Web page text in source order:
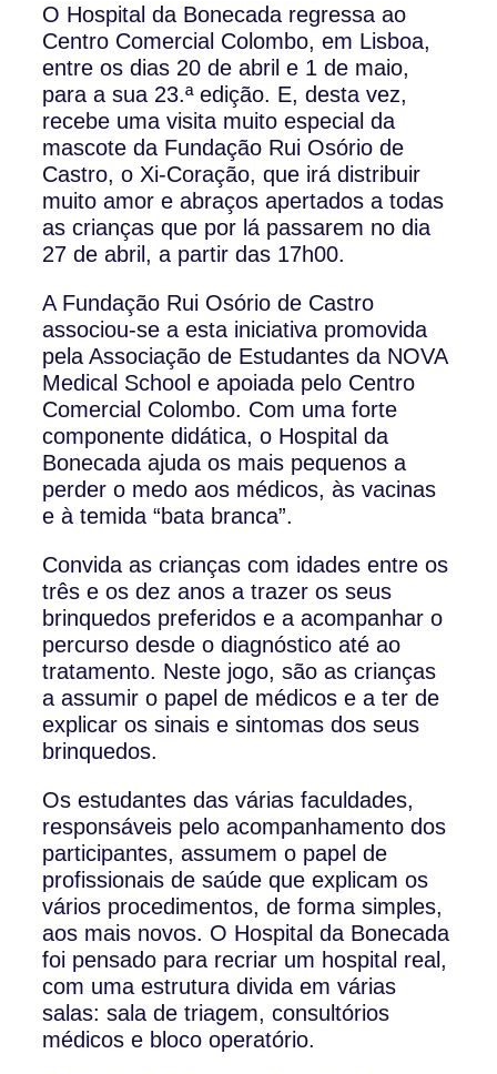
O Hospital da Bonecada regressa ao
Centro Comercial Colombo, em Lisboa,
entre os dias 20 de abril e 1 de maio,
para a sua 23.ª edição. E, desta vez,
recebe uma visita muito especial da
mascote da Fundação Rui Osório de
Castro, o Xi-Coração, que irá distribuir
muito amor e abraços apertados a todas
as crianças que por lá passarem no dia
27 de abril, a partir das 17h00.
A Fundação Rui Osório de Castro
associou-se a esta iniciativa promovida
pela Associação de Estudantes da NOVA
Medical School e apoiada pelo Centro
Comercial Colombo. Com uma forte
componente didática, o Hospital da
Bonecada ajuda os mais pequenos a
perder o medo aos médicos, às vacinas
e à temida “bata branca”.
Convida as crianças com idades entre os
três e os dez anos a trazer os seus
brinquedos preferidos e a acompanhar o
percurso desde o diagnóstico até ao
tratamento. Neste jogo, são as crianças
a assumir o papel de médicos e a ter de
explicar os sinais e sintomas dos seus
brinquedos.
Os estudantes das várias faculdades,
responsáveis pelo acompanhamento dos
participantes, assumem o papel de
profissionais de saúde que explicam os
vários procedimentos, de forma simples,
aos mais novos. O Hospital da Bonecada
foi pensado para recriar um hospital real,
com uma estrutura divida em várias
salas: sala de triagem, consultórios
médicos e bloco operatório.